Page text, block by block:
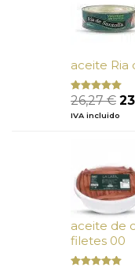
aceite Ria
Valorado
con
5
26,27€ El
IVA incluido
aceite de
filetes 00